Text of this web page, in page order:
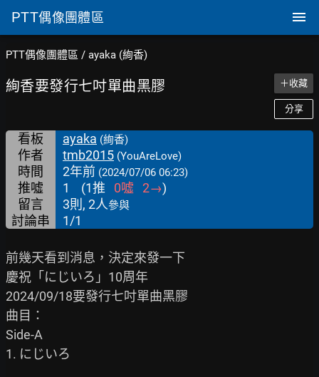
PTT偶像團體區
PTT偶像團體區 / ayaka (絢香)
絢香要發行七吋單曲黑膠 ＋收藏
分享
看板 ayaka (絢香)
作者 tmb2015 (YouAreLove)
時間 2年前 (2024/07/06 06:23)
推噓 1 (1推 0噓 2→)
留言
3則, 2人參與
討論串 1/1
前幾天看到消息，決定來發一下
慶祝「にじいろ」10周年
2024/09/18要發行七吋單曲黑膠
曲目：
Side-A
1. にじいろ